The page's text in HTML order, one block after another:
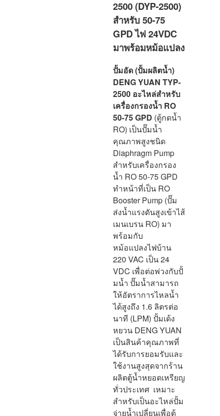
2500 (DYP-2500)
สำหรับ 50-75
GPD ไฟ 24VDC
มาพร้อมหม้อแปลง
ปั้มอัด (ปั้มผลิตน้ำ)
DENG YUAN TYP-
2500 อะไหล่สำหรับ
เครื่องกรองน้ำ RO
50-75 GPD (ตู้กดน้ำ
RO) เป็นปั๊มน้ำ
คุณภาพสูงชนิด
Diaphragm Pump
สำหรับเครื่องกรอง
น้ำ RO 50-75 GPD
ทำหน้าที่เป็น RO
Booster Pump (ปั๊ม
ส่งน้ำแรงดันสูงเข้าไส้
เมนเบรน RO) มา
พร้อมกับ
หม้อแปลงไฟบ้าน
220 VAC เป็น 24
VDC เพื่อต่อพ่วงกับปั้
มน้ำ ปั๊มน้ำสามารถ
ให้อัตราการไหลน้ำ
ได้สูงถึง 1.6 ลิตรต่อ
นาที (LPM) ปั้มเด้ง
หยวน DENG YUAN
เป็นสินค้าคุณภาพที่
ได้รับการยอมรับและ
ใช้งานสูงสุดจากร้าน
ผลิตตู้น้ำหยอดเหรียญ
ทั่วประเทศ เหมาะ
สำหรับเป็นอะไหล่ปั้ม
จ่ายน้ำเปลี่ยนเพื่อตู้